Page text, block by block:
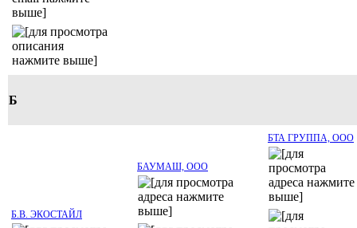
Б
Б.В. ЭКОСТАЙЛ
БАУМАШ, ООО
БТА ГРУППА, ООО